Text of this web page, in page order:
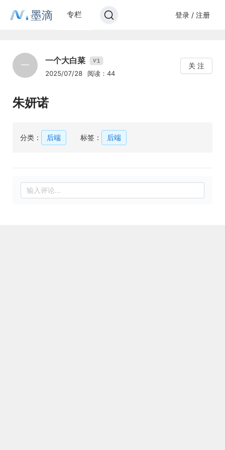
墨滴 专栏 登录 / 注册
一 一个大白菜 V1
2025/07/28 阅读：44
关 注
朱妍诺
分类： 后端 标签： 后端